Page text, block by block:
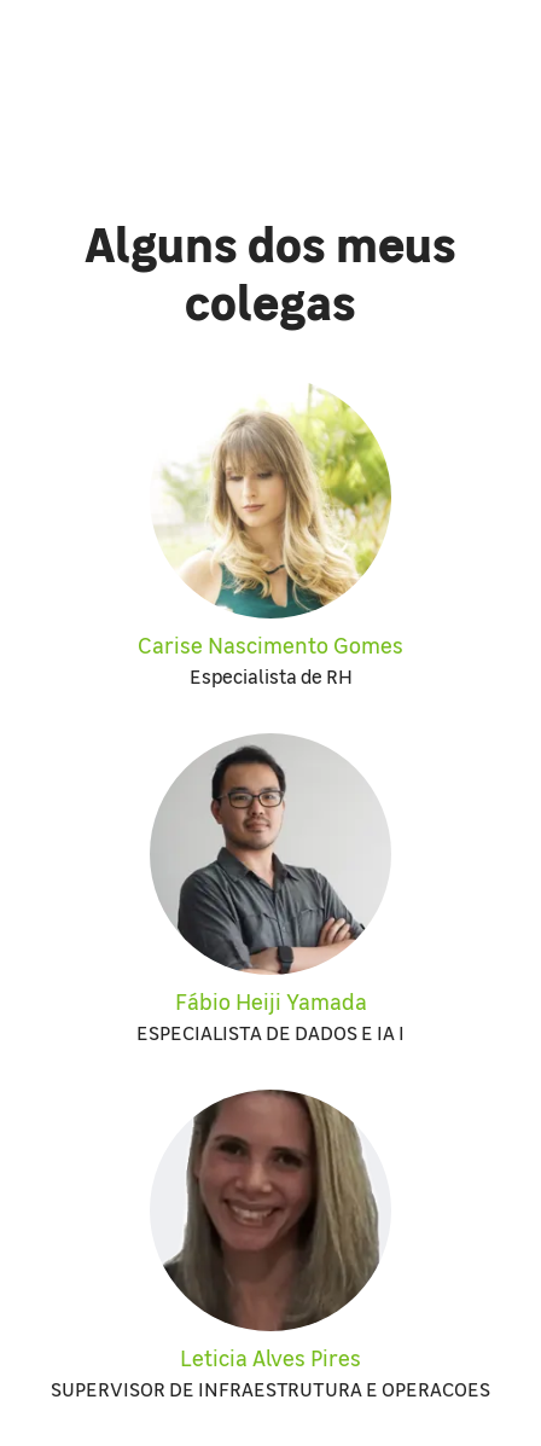
Alguns dos meus
colegas
Carise Nascimento Gomes
Especialista de RH
Fábio Heiji Yamada
ESPECIALISTA DE DADOS E IA I
Leticia Alves Pires
SUPERVISOR DE INFRAESTRUTURA E OPERACOES